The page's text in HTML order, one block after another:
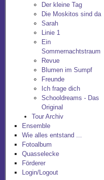
Der kleine Tag
Die Moskitos sind da
Sarah
Linie 1
Ein
Sommernachtstraum
Revue
Blumen im Sumpf
Freunde
Ich frage dich
Schooldreams - Das
Original
Tour Archiv
Ensemble
Wie alles entstand ...
Fotoalbum
Quasselecke
Förderer
Login/Logout